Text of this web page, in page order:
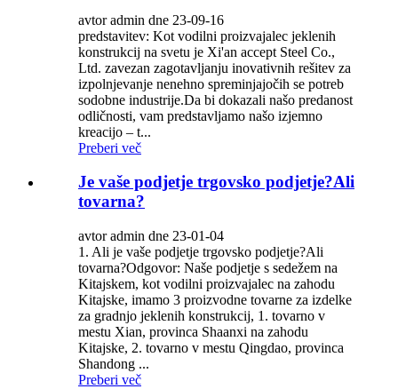
avtor admin dne 23-09-16
predstavitev: Kot vodilni proizvajalec jeklenih
konstrukcij na svetu je Xi'an accept Steel Co.,
Ltd. zavezan zagotavljanju inovativnih rešitev za
izpolnjevanje nenehno spreminjajočih se potreb
sodobne industrije.Da bi dokazali našo predanost
odličnosti, vam predstavljamo našo izjemno
kreacijo – t...
Preberi več
Je vaše podjetje trgovsko podjetje?Ali
tovarna?
avtor admin dne 23-01-04
1. Ali je vaše podjetje trgovsko podjetje?Ali
tovarna?Odgovor: Naše podjetje s sedežem na
Kitajskem, kot vodilni proizvajalec na zahodu
Kitajske, imamo 3 proizvodne tovarne za izdelke
za gradnjo jeklenih konstrukcij, 1. tovarno v
mestu Xian, provinca Shaanxi na zahodu
Kitajske, 2. tovarno v mestu Qingdao, provinca
Shandong ...
Preberi več